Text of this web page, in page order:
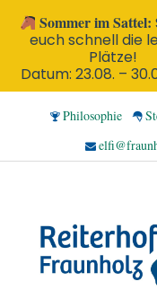
Philosophie
Sommer im Sattel:
euch schnell die
Plätze!
Datum: 23.08. –